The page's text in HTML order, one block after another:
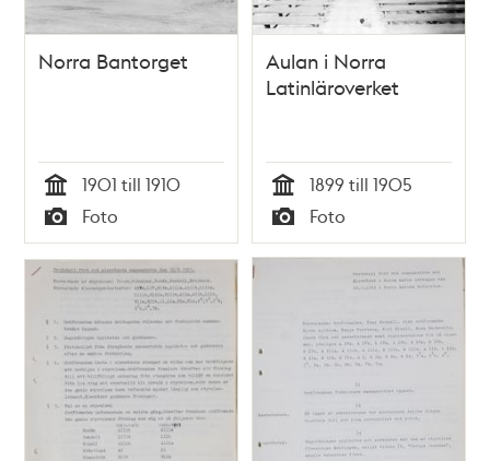
Norra Bantorget
Tid
1901 till 1910
Typ
Foto
Aulan i Norra
Latinläroverket
Tid
1899 till 1905
Typ
Foto